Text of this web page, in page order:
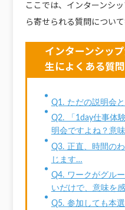
ここでは、インターンシ
ら寄せられる質問について
インターンシッ
生によくある質問
Q1. ただの説明会
Q2. 「1day仕事体
明会ですよね？意
Q3. 正直、時間の
じます…
Q4. ワークがグル
いだけで、意味を
Q5. 参加しても本